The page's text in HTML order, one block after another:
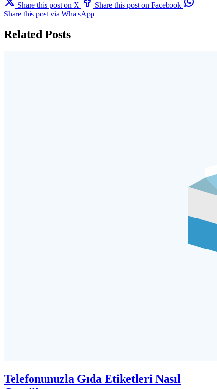
Share this post on X
Share this post on Facebook
Share this post via WhatsApp
Related Posts
Telefonunuzla Gıda Etiketleri Nasıl